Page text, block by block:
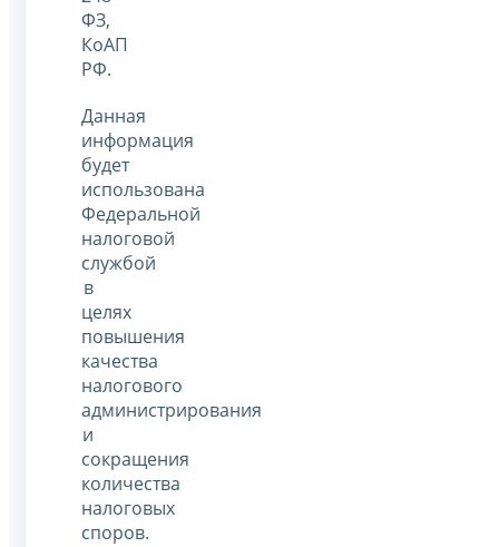
ФЗ,
КоАП
РФ.
Данная
информация
будет
использована
Федеральной
налоговой
службой
в
целях
повышения
качества
налогового
администрирования
и
сокращения
количества
налоговых
споров.